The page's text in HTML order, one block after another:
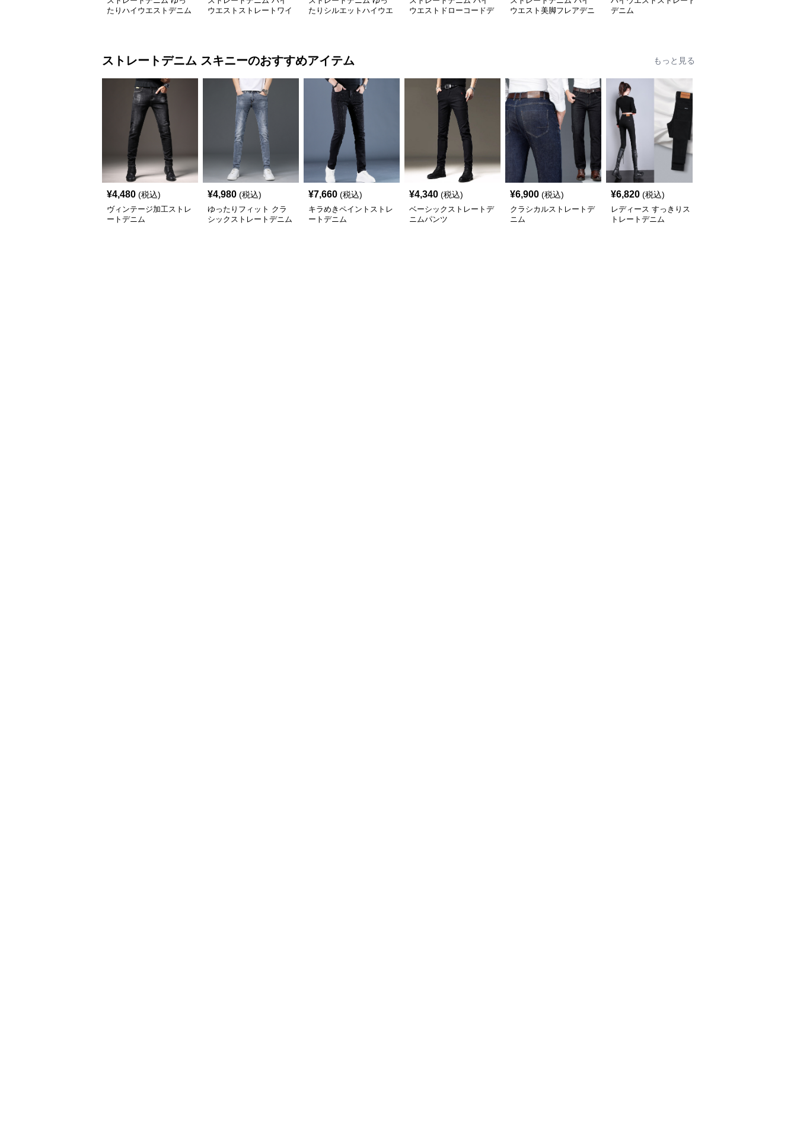
たりハイウエストデニム
ウエストストレートワイ
たりシルエットハイウエ
ウエストドローコードデ
ウエスト美脚フレアデニ
デニム
ストレートデニム スキニーのおすすめアイテム もっと見る
¥4,480 (税込)
ヴィンテージ加工ストレ
ートデニム
¥4,980 (税込)
ゆったりフィット クラ
シックストレートデニム
¥7,660 (税込)
キラめきペイントストレ
ートデニム
¥4,340 (税込)
ベーシックストレートデ
ニムパンツ
¥6,900 (税込)
クラシカルストレートデ
ニム
¥6,820 (税込)
レディース すっきりス
トレートデニム